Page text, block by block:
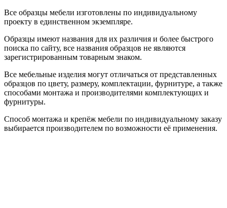
Все образцы мебели изготовлены по индивидуальному
проекту в единственном экземпляре.
Образцы имеют названия для их различия и более быстрого
поиска по сайту, все названия образцов не являются
зарегистрированным товарным знаком.
Все мебельные изделия могут отличаться от представленных
образцов по цвету, размеру, комплектации, фурнитуре, а также
способами монтажа и производителями комплектующих и
фурнитуры.
Способ монтажа и крепёж мебели по индивидуальному заказу
выбирается производителем по возможности её применения.